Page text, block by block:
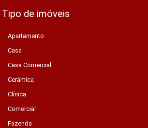
Tipo de imóveis
Apartamento
Casa
Casa Comercial
Cerâmica
Clínica
Comercial
Fazenda